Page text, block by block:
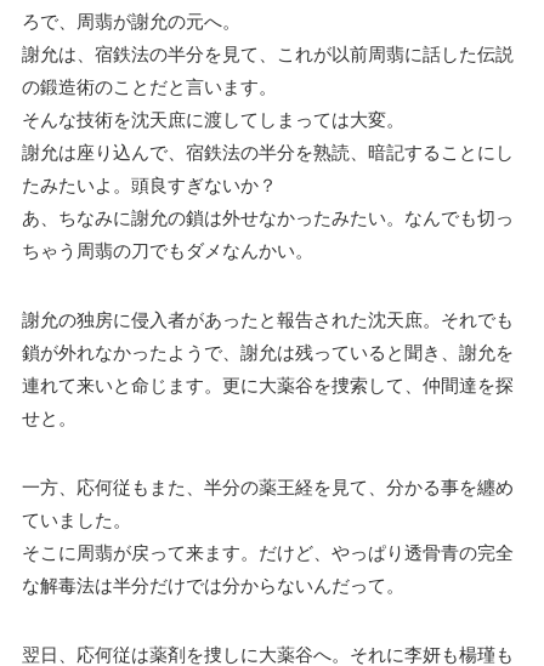
ろで、周翡が謝允の元へ。
謝允は、宿鉄法の半分を見て、これが以前周翡に話した伝説
の鍛造術のことだと言います。
そんな技術を沈天庶に渡してしまっては大変。
謝允は座り込んで、宿鉄法の半分を熟読、暗記することにし
たみたいよ。頭良すぎないか？
あ、ちなみに謝允の鎖は外せなかったみたい。なんでも切っ
ちゃう周翡の刀でもダメなんかい。
謝允の独房に侵入者があったと報告された沈天庶。それでも
鎖が外れなかったようで、謝允は残っていると聞き、謝允を
連れて来いと命じます。更に大薬谷を捜索して、仲間達を探
せと。
一方、応何従もまた、半分の薬王経を見て、分かる事を纏め
ていました。
そこに周翡が戻って来ます。だけど、やっぱり透骨青の完全
な解毒法は半分だけでは分からないんだって。
翌日、応何従は薬剤を捜しに大薬谷へ。それに李妍も楊瑾も